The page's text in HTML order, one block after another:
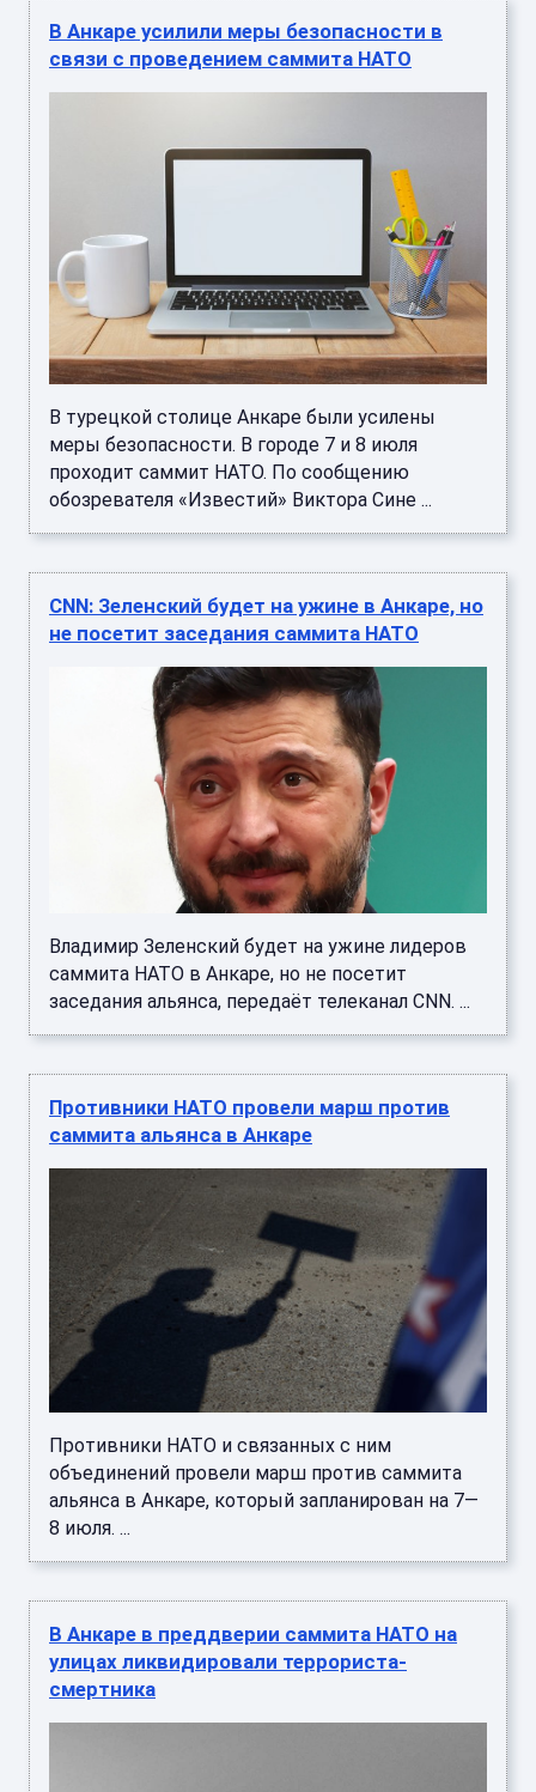
В Анкаре усилили меры безопасности в
связи с проведением саммита НАТО
В турецкой столице Анкаре были усилены
меры безопасности. В городе 7 и 8 июля
проходит саммит НАТО. По сообщению
обозревателя «Известий» Виктора Сине ...
CNN: Зеленский будет на ужине в Анкаре, но
не посетит заседания саммита НАТО
Владимир Зеленский будет на ужине лидеров
саммита НАТО в Анкаре, но не посетит
заседания альянса, передаёт телеканал CNN. ...
Противники НАТО провели марш против
саммита альянса в Анкаре
Противники НАТО и связанных с ним
объединений провели марш против саммита
альянса в Анкаре, который запланирован на 7—
8 июля. ...
В Анкаре в преддверии саммита НАТО на
улицах ликвидировали террориста-
смертника